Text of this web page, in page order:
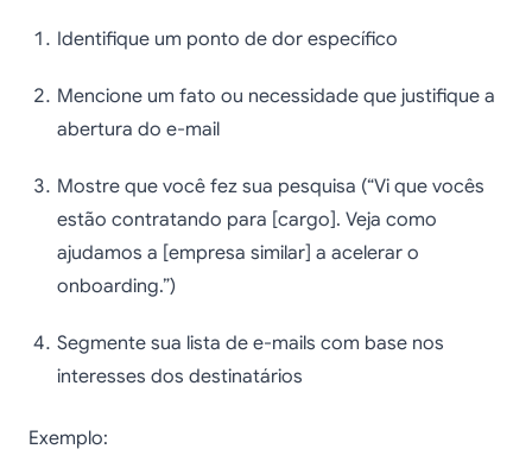
Identifique um ponto de dor específico
Mencione um fato ou necessidade que justifique a
abertura do e-mail
Mostre que você fez sua pesquisa (“Vi que vocês
estão contratando para [cargo]. Veja como
ajudamos a [empresa similar] a acelerar o
onboarding.”)
Segmente sua lista de e-mails com base nos
interesses dos destinatários
Exemplo: